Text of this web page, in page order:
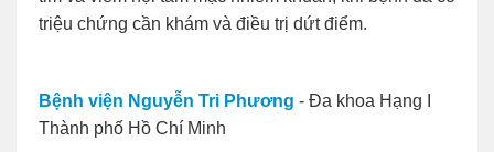
triệu chứng cần khám và điều trị dứt điểm.
Bệnh viện Nguyễn Tri Phương - Đa khoa Hạng I
Thành phố Hồ Chí Minh